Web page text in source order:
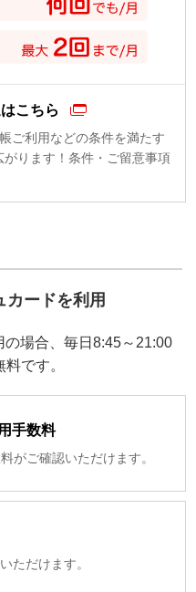
こちら
ご利用などの条件を満たす
ります！条件・ご留意事項
カードを利用
場合、毎日8:45～21:00
です。
手数料
がご確認いただけます。
ただけます。